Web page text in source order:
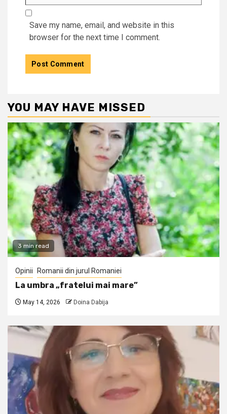
Save my name, email, and website in this
browser for the next time I comment.
YOU MAY HAVE MISSED
3 min read
Opinii Romanii din jurul Romaniei
La umbra „fratelui mai mare”
May 14, 2026 Doina Dabija